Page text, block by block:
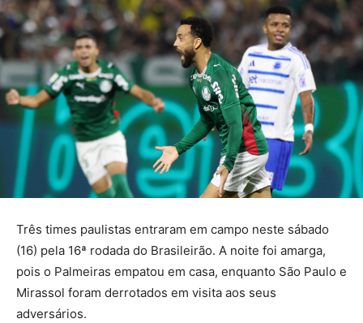
Três times paulistas entraram em campo neste sábado
(16) pela 16ª rodada do Brasileirão. A noite foi amarga,
pois o Palmeiras empatou em casa, enquanto São Paulo e
Mirassol foram derrotados em visita aos seus
adversários.